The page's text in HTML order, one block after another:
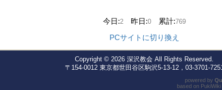
今日:2昨日:0累計:769
PCサイトに切り換え
Copyright © 2026 深沢教会 All Rights Reserved.
〒154-0012 東京都世田谷区駒沢5-13-12，03-3701-
powered by
based on PukiWiki